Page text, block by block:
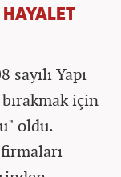
sayılı Yapı
için
oldu.